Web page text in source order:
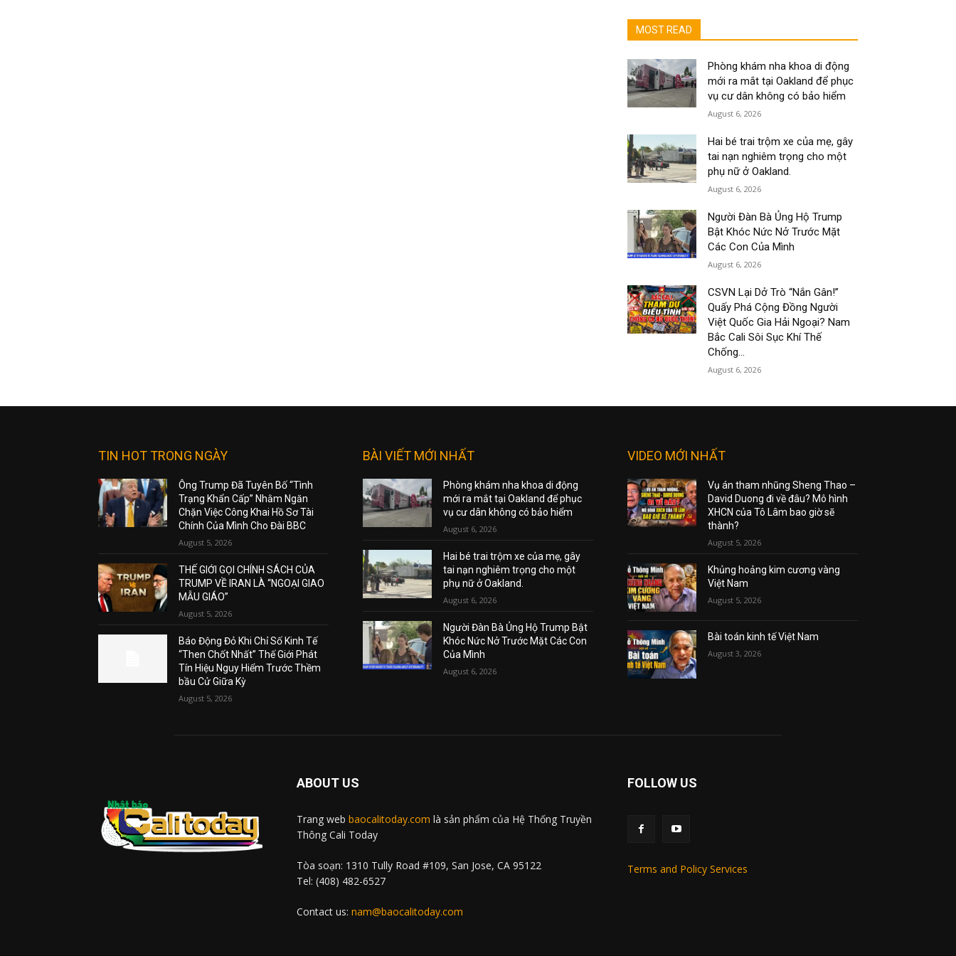
MOST READ
Phòng khám nha khoa di động
mới ra mắt tại Oakland để phục
vụ cư dân không có bảo hiểm
August 6, 2026
Hai bé trai trộm xe của mẹ, gây
tai nạn nghiêm trọng cho một
phụ nữ ở Oakland.
August 6, 2026
Người Đàn Bà Ủng Hộ Trump
Bật Khóc Nức Nở Trước Mặt
Các Con Của Mình
August 6, 2026
CSVN Lại Dở Trò “Nắn Gân!”
Quấy Phá Cộng Đồng Người
Việt Quốc Gia Hải Ngoại? Nam
Bắc Cali Sôi Sục Khí Thế
Chống...
August 6, 2026
TIN HOT TRONG NGÀY
Ông Trump Đã Tuyên Bố “Tình
Trạng Khẩn Cấp” Nhằm Ngăn
Chặn Việc Công Khai Hồ Sơ Tài
Chính Của Mình Cho Đài BBC
August 5, 2026
THẾ GIỚI GỌI CHÍNH SÁCH CỦA
TRUMP VỀ IRAN LÀ “NGOẠI GIAO
MẪU GIÁO”
August 5, 2026
Báo Động Đỏ Khi Chỉ Số Kinh Tế
“Then Chốt Nhất” Thế Giới Phát
Tín Hiệu Nguy Hiểm Trước Thềm
bầu Cử Giữa Kỳ
August 5, 2026
BÀI VIẾT MỚI NHẤT
Phòng khám nha khoa di động
mới ra mắt tại Oakland để phục
vụ cư dân không có bảo hiểm
August 6, 2026
Hai bé trai trộm xe của mẹ, gây
tai nạn nghiêm trọng cho một
phụ nữ ở Oakland.
August 6, 2026
Người Đàn Bà Ủng Hộ Trump Bật
Khóc Nức Nở Trước Mặt Các Con
Của Mình
August 6, 2026
VIDEO MỚI NHẤT
Vụ án tham nhũng Sheng Thao –
David Duong đi về đâu? Mô hình
XHCN của Tô Lâm bao giờ sẽ
thành?
August 5, 2026
Khủng hoảng kim cương vàng
Việt Nam
August 5, 2026
Bài toán kinh tế Việt Nam
August 3, 2026
ABOUT US
Trang web baocalitoday.com là sản phẩm của Hệ Thống Truyền
Thông Cali Today
Tòa soạn: 1310 Tully Road #109, San Jose, CA 95122
Tel: (408) 482-6527
Contact us: nam@baocalitoday.com
FOLLOW US
Terms and Policy Services